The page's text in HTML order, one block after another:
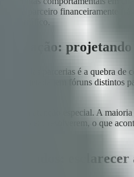
um parceiro financeiramente
catastrófico.
das parcerias é a quebra
projetada tem fóruns distintos
atenção especial. A
de projeto resolverem, o que
e dados: esclarecer